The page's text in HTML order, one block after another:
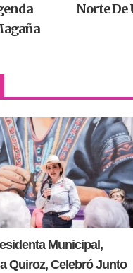
Norte De
Municipal,
Quiroz, Celebró Junto